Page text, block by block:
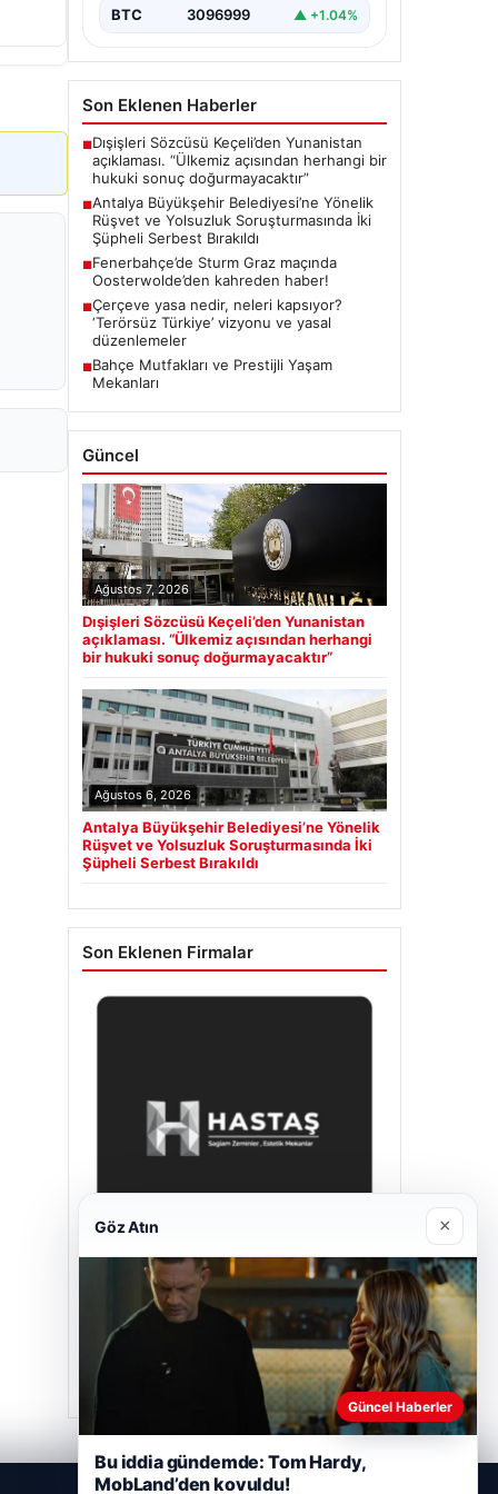
önemli gelişmeler yaşandı.
BTC 3096999 ▲ +1.04%
Son Eklenen Haberler
■Dışişleri Sözcüsü Keçeli’den Yunanistan
açıklaması. “Ülkemiz açısından herhangi bir
hukuki sonuç doğurmayacaktır”
■Antalya Büyükşehir Belediyesi’ne Yönelik
Rüşvet ve Yolsuzluk Soruşturmasında İki
Şüpheli Serbest Bırakıldı
■Fenerbahçe’de Sturm Graz maçında
Oosterwolde’den kahreden haber!
■Çerçeve yasa nedir, neleri kapsıyor?
‘Terörsüz Türkiye’ vizyonu ve yasal
düzenlemeler
■Bahçe Mutfakları ve Prestijli Yaşam
Mekanları
Güncel
Ağustos 7, 2026
Dışişleri Sözcüsü Keçeli’den Yunanistan
açıklaması. “Ülkemiz açısından herhangi
bir hukuki sonuç doğurmayacaktır”
Ağustos 6, 2026
Antalya Büyükşehir Belediyesi’ne Yönelik
Rüşvet ve Yolsuzluk Soruşturmasında İki
Şüpheli Serbest Bırakıldı
Son Eklenen Firmalar
Hastaş Beton
Mayıs 26, 2026
Göz Atın ×
Güncel Haberler
Bu iddia gündemde: Tom Hardy,
MobLand’den kovuldu!